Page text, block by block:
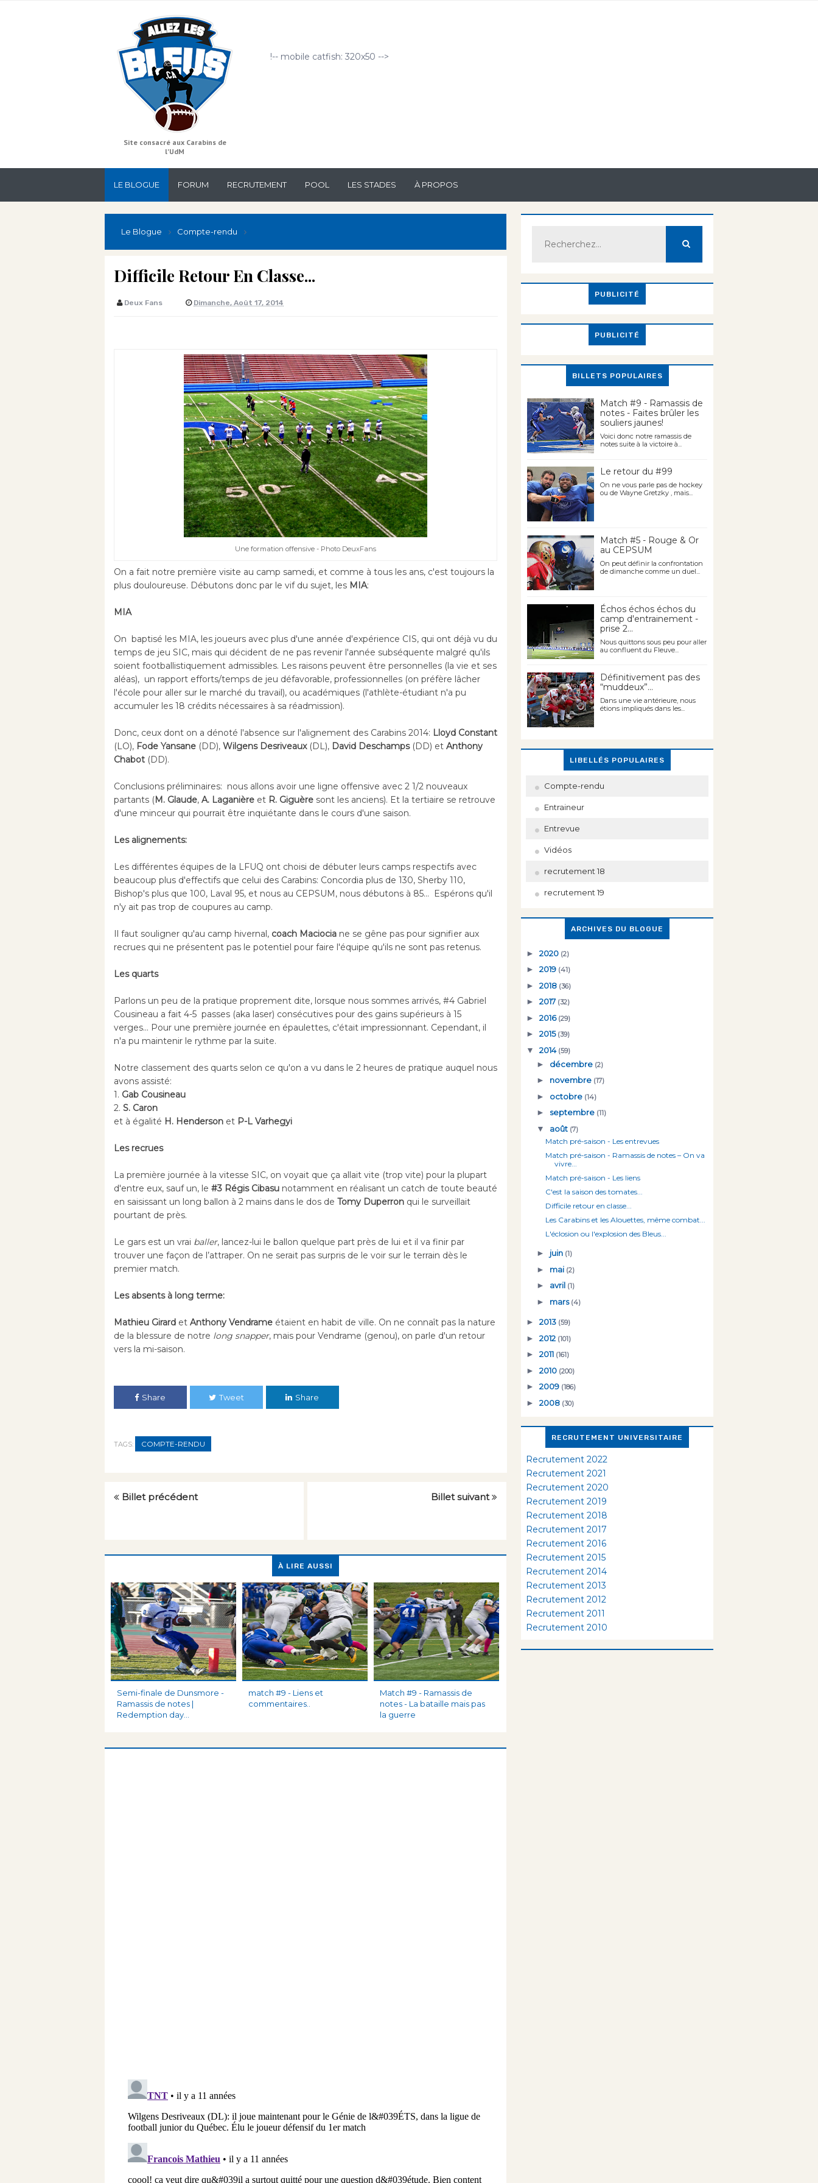
Site consacré aux Carabins de
l'UdM
!-- mobile catfish: 320x50 -->
LE BLOGUE FORUM RECRUTEMENT POOL LES STADES À PROPOS
Le Blogue Compte-rendu
Difficile Retour En Classe...
Deux Fans Dimanche, Août 17, 2014
Une formation offensive - Photo DeuxFans
On a fait notre première visite au camp samedi, et comme à tous les ans, c'est toujours la
plus douloureuse. Débutons donc par le vif du sujet, les MIA:
MIA
On baptisé les MIA, les joueurs avec plus d'une année d'expérience CIS, qui ont déjà vu du
temps de jeu SIC, mais qui décident de ne pas revenir l'année subséquente malgré qu'ils
soient footballistiquement admissibles. Les raisons peuvent être personnelles (la vie et ses
aléas), un rapport efforts/temps de jeu défavorable, professionnelles (on préfère lâcher
l'école pour aller sur le marché du travail), ou académiques (l'athlète-étudiant n'a pu
accumuler les 18 crédits nécessaires à sa réadmission).
Donc, ceux dont on a dénoté l'absence sur l'alignement des Carabins 2014: Lloyd Constant
(LO), Fode Yansane (DD), Wilgens Desriveaux(DL), David Deschamps(DD) et Anthony
Chabot (DD).
Conclusions préliminaires: nous allons avoir une ligne offensive avec 2 1/2 nouveaux
partants (M. Glaude, A. Laganière et R. Giguère sont les anciens). Et la tertiaire se retrouve
d'une minceur qui pourrait être inquiétante dans le cours d'une saison.
Les alignements:
Les différentes équipes de la LFUQ ont choisi de débuter leurs camps respectifs avec
beaucoup plus d'effectifs que celui des Carabins: Concordia plus de 130, Sherby 110,
Bishop's plus que 100, Laval 95, et nous au CEPSUM, nous débutons à 85... Espérons qu'il
n'y ait pas trop de coupures au camp.
Il faut souligner qu'au camp hivernal, coach Maciocia ne se gêne pas pour signifier aux
recrues qui ne présentent pas le potentiel pour faire l'équipe qu'ils ne sont pas retenus.
Les quarts
Parlons un peu de la pratique proprement dite, lorsque nous sommes arrivés, #4 Gabriel
Cousineau a fait 4-5 passes (aka laser) consécutives pour des gains supérieurs à 15
verges... Pour une première journée en épaulettes, c'était impressionnant. Cependant, il
n'a pu maintenir le rythme par la suite.
Notre classement des quarts selon ce qu'on a vu dans le 2 heures de pratique auquel nous
avons assisté:
1. Gab Cousineau
2. S. Caron
et à égalité H. Henderson et P-L Varhegyi
Les recrues
La première journée à la vitesse SIC, on voyait que ça allait vite (trop vite) pour la plupart
d'entre eux, sauf un, le #3 Régis Cibasu notamment en réalisant un catch de toute beauté
en saisissant un long ballon à 2 mains dans le dos de Tomy Duperron qui le surveillait
pourtant de près.
Le gars est un vrai baller, lancez-lui le ballon quelque part près de lui et il va finir par
trouver une façon de l’attraper. On ne serait pas surpris de le voir sur le terrain dès le
premier match.
Les absents à long terme:
Mathieu Girard et Anthony Vendrame étaient en habit de ville. On ne connaît pas la nature
de la blessure de notre long snapper, mais pour Vendrame (genou), on parle d'un retour
vers la mi-saison.
Share Tweet Share
TAGS: COMPTE-RENDU
Billet précédent Billet suivant
À LIRE AUSSI
Semi-finale de Dunsmore -
Ramassis de notes |
Redemption day...
match #9 - Liens et
commentaires..
Match #9 - Ramassis de
notes - La bataille mais pas
la guerre
PUBLICITÉ
PUBLICITÉ
BILLETS POPULAIRES
Match #9 - Ramassis de
notes - Faites brûler les
souliers jaunes!
Voici donc notre ramassis de
notes suite à la victoire à...
Le retour du #99
On ne vous parle pas de hockey
ou de Wayne Gretzky , mais...
Match #5 - Rouge & Or
au CEPSUM
On peut définir la confrontation
de dimanche comme un duel...
Échos échos échos du
camp d'entrainement -
prise 2...
Nous quittons sous peu pour aller
au confluent du Fleuve...
Définitivement pas des
“muddeux”...
Dans une vie antérieure, nous
étions impliqués dans les...
LIBELLÉS POPULAIRES
Compte-rendu
Entraineur
Entrevue
Vidéos
recrutement 18
recrutement 19
ARCHIVES DU BLOGUE
► 2020 (2)
► 2019 (41)
► 2018 (36)
► 2017 (32)
► 2016 (29)
► 2015 (39)
▼ 2014 (59)
► décembre (2)
► novembre (17)
► octobre (14)
► septembre (11)
▼ août (7)
Match pré-saison - Les entrevues
Match pré-saison - Ramassis de notes – On va
vivre...
Match pré-saison - Les liens
C'est la saison des tomates...
Difficile retour en classe...
Les Carabins et les Alouettes, même combat...
L'éclosion ou l'explosion des Bleus...
► juin (1)
► mai (2)
► avril (1)
► mars (4)
► 2013 (59)
► 2012 (101)
► 2011 (161)
► 2010 (200)
► 2009 (186)
► 2008 (30)
RECRUTEMENT UNIVERSITAIRE
Recrutement 2022
Recrutement 2021
Recrutement 2020
Recrutement 2019
Recrutement 2018
Recrutement 2017
Recrutement 2016
Recrutement 2015
Recrutement 2014
Recrutement 2013
Recrutement 2012
Recrutement 2011
Recrutement 2010